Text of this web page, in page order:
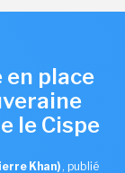
en place
le Cispe
Khan) , publié